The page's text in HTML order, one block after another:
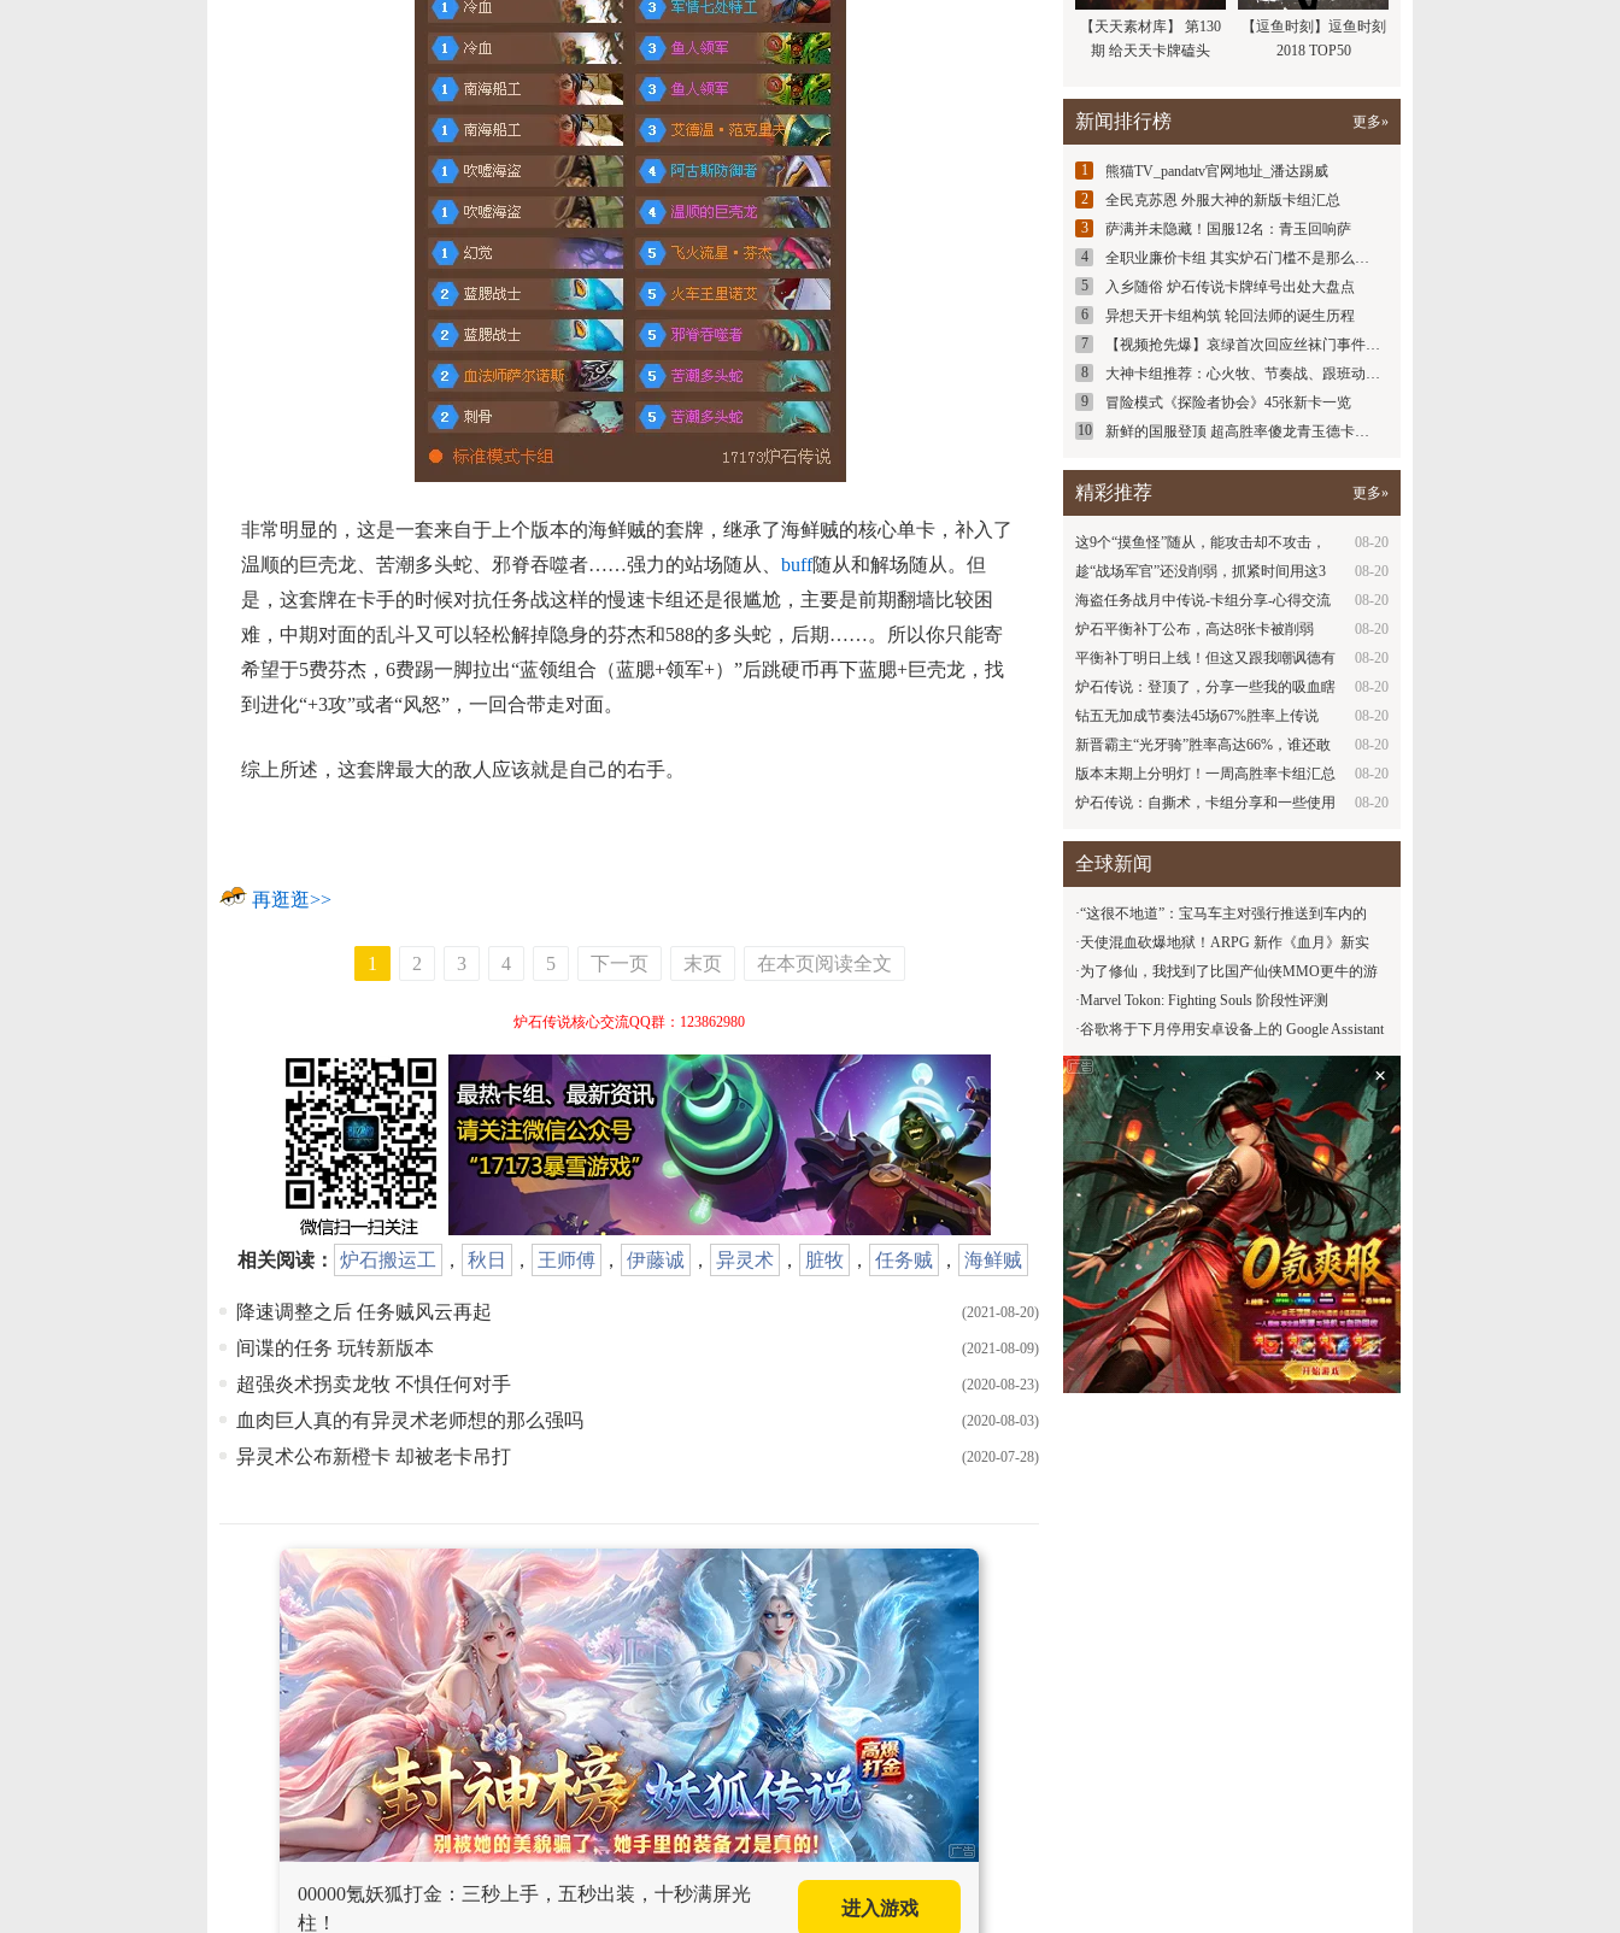
非常明显的，这是一套来自于上个版本的海鲜贼的套牌，继承了海鲜贼的核心单卡，补入了
温顺的巨壳龙、苦潮多头蛇、邪脊吞噬者……强力的站场随从、 buff随从和解场随从。但
是，这套牌在卡手的时候对抗任务战这样的慢速卡组还是很尴尬，主要是前期翻墙比较困
难，中期对面的乱斗又可以轻松解掉隐身的芬杰和588的多头蛇，后期……。所以你只能寄
希望于5费芬杰， 6费踢一脚拉出“蓝领组合（蓝腮+领军+）”后跳硬币再下蓝腮+巨壳龙，找
到进化“+3攻”或者“风怒”，一回合带走对面。
综上所述，这套牌最大的敌人应该就是自己的右手。
再逛逛>>
1 2 3 4 5 下一页 末页 在本页阅读全文
炉石传说核心交流QQ群：123862980
相关阅读： 炉石搬运工 ， 秋日 ， 王师傅 ， 伊藤诚 ， 异灵术 ， 脏牧 ， 任务贼 ， 海鲜贼
(2021-08-20)
降速调整之后 任务贼风云再起
(2021-08-09)
间谍的任务 玩转新版本
(2020-08-23)
超强炎术拐卖龙牧 不惧任何对手
(2020-08-03)
血肉巨人真的有异灵术老师想的那么强吗
(2020-07-28)
异灵术公布新橙卡 却被老卡吊打
00000氪妖狐打金：三秒上手，五秒出装，十秒满屏光
柱！
进入游戏
【天天素材库】 第130
期 给天天卡牌磕头
【逗鱼时刻】逗鱼时刻
2018 TOP50
新闻排行榜 更多»
1
熊猫TV_pandatv官网地址_潘达踢威
2
全民克苏恩 外服大神的新版卡组汇总
3
萨满并未隐藏！国服12名：青玉回响萨
4
全职业廉价卡组 其实炉石门槛不是那么…
5
入乡随俗 炉石传说卡牌绰号出处大盘点
6
异想天开卡组构筑 轮回法师的诞生历程
7
【视频抢先爆】哀绿首次回应丝袜门事件…
8
大神卡组推荐：心火牧、节奏战、跟班动…
9
冒险模式《探险者协会》45张新卡一览
10
新鲜的国服登顶 超高胜率傻龙青玉德卡…
精彩推荐 更多»
08-20
这9个“摸鱼怪”随从，能攻击却不攻击，
你…
08-20
趁“战场军官”还没削弱，抓紧时间用这3
套…
08-20
海盗任务战月中传说-卡组分享-心得交流
讨论…
08-20
炉石平衡补丁公布，高达8张卡被削弱
08-20
平衡补丁明日上线！但这又跟我嘲讽德有
什么…
08-20
炉石传说：登顶了，分享一些我的吸血瞎
经验…
08-20
钻五无加成节奏法45场67%胜率上传说
08-20
新晋霸主“光牙骑”胜率高达66%，谁还敢
嘲…
08-20
版本末期上分明灯！一周高胜率卡组汇总
08-20
炉石传说：自撕术，卡组分享和一些使用
全球新闻
·“这很不地道”：宝马车主对强行推送到车内的
《Spider-Man》新广告感到愤怒
·天使混血砍爆地狱！ARPG 新作《血月》新实
机，玩家直呼白菜价
·为了修仙，我找到了比国产仙侠MMO更牛的游
戏
·Marvel Tokon: Fighting Souls 阶段性评测
·谷歌将于下月停用安卓设备上的 Google Assistant
×